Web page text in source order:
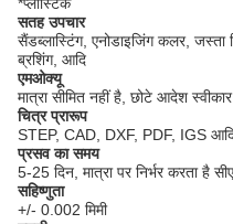
सतह उपचार
सैंडब्लास्टिंग, एनोडाइजिंग कलर, जस्ता
ब्रशिंग, आदि
एमओक्यू
मात्रा सीमित नहीं है, छोटे आदेश
चित्र प्रारूप
STEP, CAD, DXF, PDF, IGS
प्रसव का समय
5-25 दिन, मात्रा पर निर्भर करता है
सहिष्णुता
+/- 0.002 मिमी